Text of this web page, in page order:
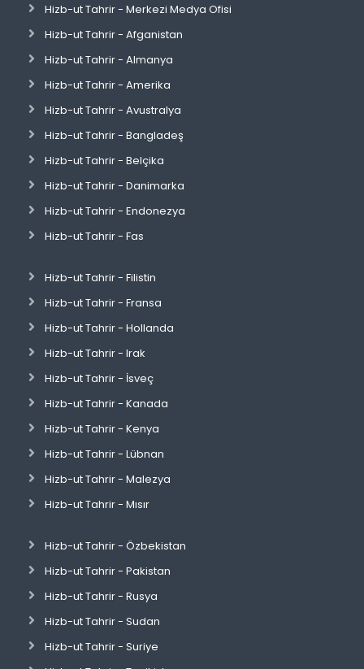
Hizb-ut Tahrir - Merkezi Medya Ofisi
Hizb-ut Tahrir - Afganistan
Hizb-ut Tahrir - Almanya
Hizb-ut Tahrir - Amerika
Hizb-ut Tahrir - Avustralya
Hizb-ut Tahrir - Bangladeş
Hizb-ut Tahrir - Belçika
Hizb-ut Tahrir - Danimarka
Hizb-ut Tahrir - Endonezya
Hizb-ut Tahrir - Fas
Hizb-ut Tahrir - Filistin
Hizb-ut Tahrir - Fransa
Hizb-ut Tahrir - Hollanda
Hizb-ut Tahrir - Irak
Hizb-ut Tahrir - İsveç
Hizb-ut Tahrir - Kanada
Hizb-ut Tahrir - Kenya
Hizb-ut Tahrir - Lübnan
Hizb-ut Tahrir - Malezya
Hizb-ut Tahrir - Mısır
Hizb-ut Tahrir - Özbekistan
Hizb-ut Tahrir - Pakistan
Hizb-ut Tahrir - Rusya
Hizb-ut Tahrir - Sudan
Hizb-ut Tahrir - Suriye